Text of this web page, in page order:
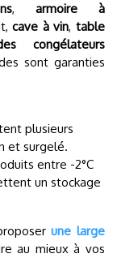
, armoire à
cave à vin,table
congélateurs
sont garanties
plusieurs
et surgelé.
entre -2°C
un stockage
une large
au mieux à vos